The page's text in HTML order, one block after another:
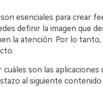
esenciales para crear
definir la imagen que
la atención.󠀲󠀡󠀡󠀤󠀧󠀢󠀧󠀣󠀩󠀳󠀰 Por lo tanto,
son las aplicaciones
al siguiente